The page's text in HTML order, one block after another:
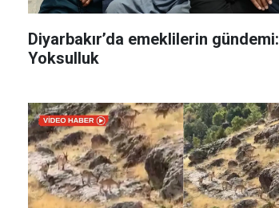
Diyarbakır’da emeklilerin gündemi:
Yoksulluk